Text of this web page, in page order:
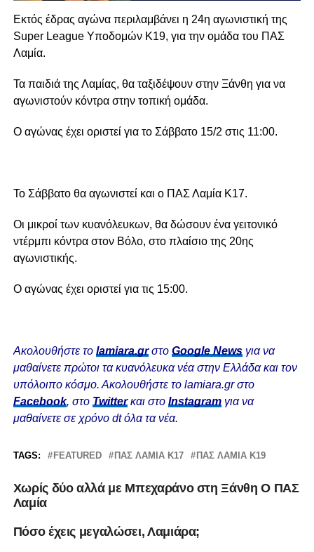
Εκτός έδρας αγώνα περιλαμβάνει η 24η αγωνιστική της
Super League Υποδομών Κ19, για την ομάδα του ΠΑΣ
Λαμία.
Τα παιδιά της Λαμίας, θα ταξιδέψουν στην Ξάνθη για να
αγωνιστούν κόντρα στην τοπική ομάδα.
Ο αγώνας έχει οριστεί για το Σάββατο 15/2 στις 11:00.
Το Σάββατο θα αγωνιστεί και ο ΠΑΣ Λαμία Κ17.
Οι μικροί των κυανόλευκων, θα δώσουν ένα γειτονικό
ντέρμπι κόντρα στον Βόλο, στο πλαίσιο της 20ης
αγωνιστικής.
Ο αγώνας έχει οριστεί για τις 15:00.
Ακολουθήστε το lamiara.grστο Google Newsγια να
μαθαίνετε πρώτοι τα κυανόλευκα νέα στην Ελλάδα και τον
υπόλοιπο κόσμο. Ακολουθήστε το lamiara.gr στο
Facebook, στο Twitterκαι στο Instagram για να
μαθαίνετε σε χρόνο dt όλα τα νέα.
TAGS: FEATURED ΠΑΣ ΛΑΜΙΑ Κ17 ΠΑΣ ΛΑΜΙΑ Κ19
Χωρίς δύο αλλά με Μπεχαράνο στη Ξάνθη Ο ΠΑΣ
Λαμία
Πόσο έχεις μεγαλώσει, Λαμιάρα;